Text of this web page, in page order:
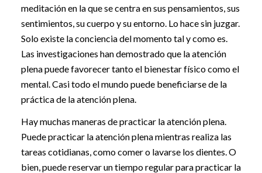
meditación en la que se centra en sus pensamientos, sus
sentimientos, su cuerpo y su entorno. Lo hace sin juzgar.
Solo existe la conciencia del momento tal y como es.
Las investigaciones han demostrado que la atención
plena puede favorecer tanto el bienestar físico como el
mental. Casi todo el mundo puede beneficiarse de la
práctica de la atención plena.
Hay muchas maneras de practicar la atención plena.
Puede practicar la atención plena mientras realiza las
tareas cotidianas, como comer o lavarse los dientes. O
bien, puede reservar un tiempo regular para practicar la